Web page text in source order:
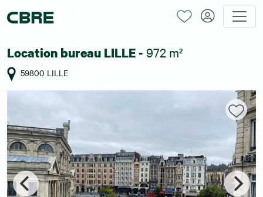
Location bureau LILLE - 972 m²
59800 LILLE